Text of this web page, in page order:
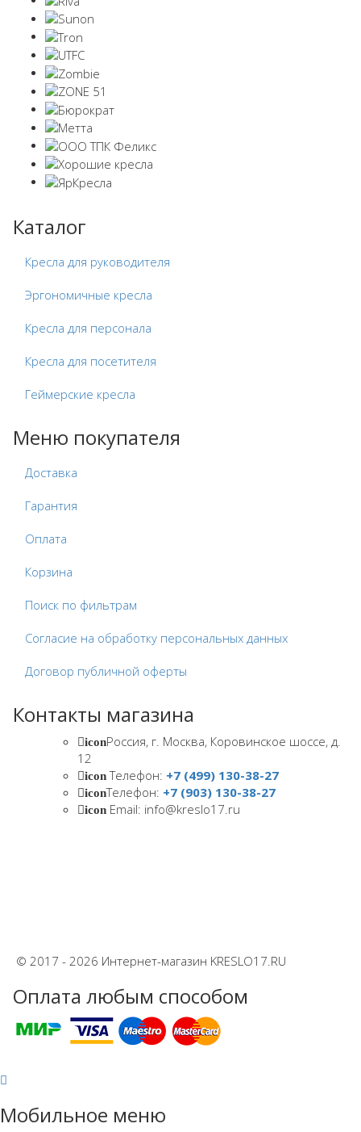
Каталог
Кресла для руководителя
Эргономичные кресла
Кресла для персонала
Кресла для посетителя
Геймерские кресла
Меню покупателя
Доставка
Гарантия
Оплата
Корзина
Поиск по фильтрам
Согласие на обработку персональных данных
Договор публичной оферты
Контакты магазина
iconРоссия, г. Москва, Коровинское шоссе, д.
12
iconТелефон: +7 (499) 130-38-27
iconТелефон: +7 (903) 130-38-27
icon Email: info@kreslo17.ru
© 2017 - 2026 Интернет-магазин KRESLO17.RU
Оплата любым способом
Мобильное меню